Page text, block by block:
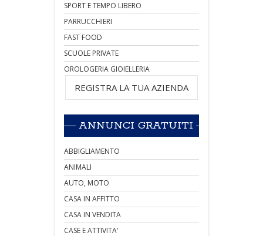
SPORT E TEMPO LIBERO
PARRUCCHIERI
FAST FOOD
SCUOLE PRIVATE
OROLOGERIA GIOIELLERIA
REGISTRA LA TUA AZIENDA
ANNUNCI GRATUITI
ABBIGLIAMENTO
ANIMALI
AUTO, MOTO
CASA IN AFFITTO
CASA IN VENDITA
CASE E ATTIVITA'